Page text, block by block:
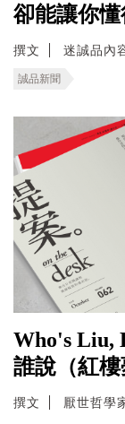
卻能讓你懂
撰文 迷誠品內
誠品新聞
Who's Liu,
誰說（紅
撰文 厭世哲學